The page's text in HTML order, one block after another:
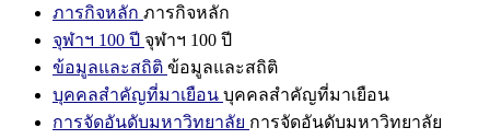
ภารกิจหลัก ภารกิจหลัก
จุฬาฯ 100 ปี จุฬาฯ 100 ปี
ข้อมูลและสถิติ ข้อมูลและสถิติ
บุคคลสำคัญที่มาเยือน บุคคลสำคัญที่มาเยือน
การจัดอันดับมหาวิทยาลัย การจัดอันดับมหาวิทยาลัย